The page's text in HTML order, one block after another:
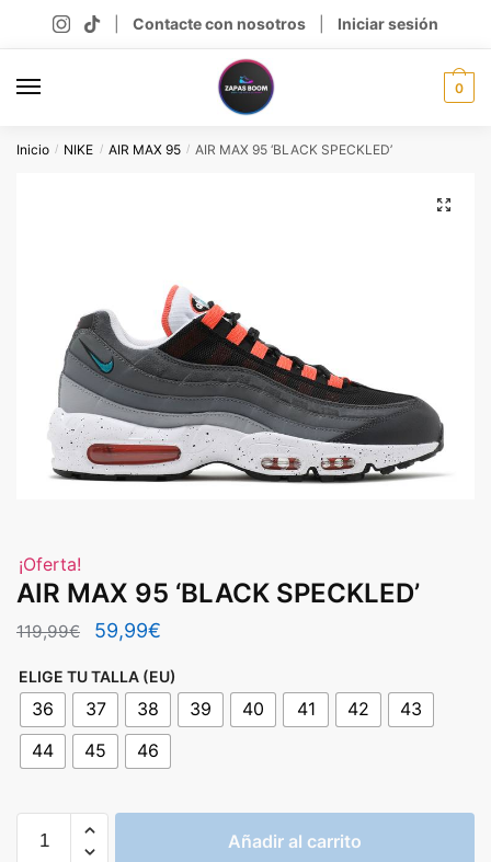
Contacte con nosotros Iniciar sesión
0
Inicio / NIKE / AIR MAX 95 / AIR MAX 95 ‘BLACK SPECKLED’
🔍
¡Oferta!
AIR MAX 95 ‘BLACK SPECKLED’
119,99€
El
original
era:
119,99€.
59,99€
actual
es:
ELIGE TU TALLA (EU)
36 37 38 39 40 41 42
43
44
45 46
MAX
Añadir al carrito